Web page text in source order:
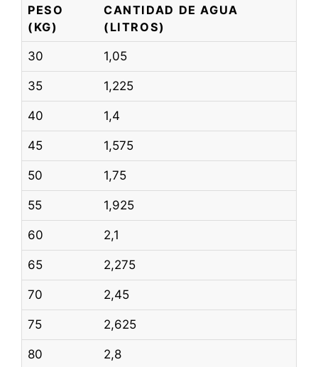
PESO
(KG)
CANTIDAD DE AGUA
(LITROS)
30 1,05
35 1,225
40 1,4
45 1,575
50 1,75
55 1,925
60 2,1
65 2,275
70 2,45
75 2,625
80 2,8